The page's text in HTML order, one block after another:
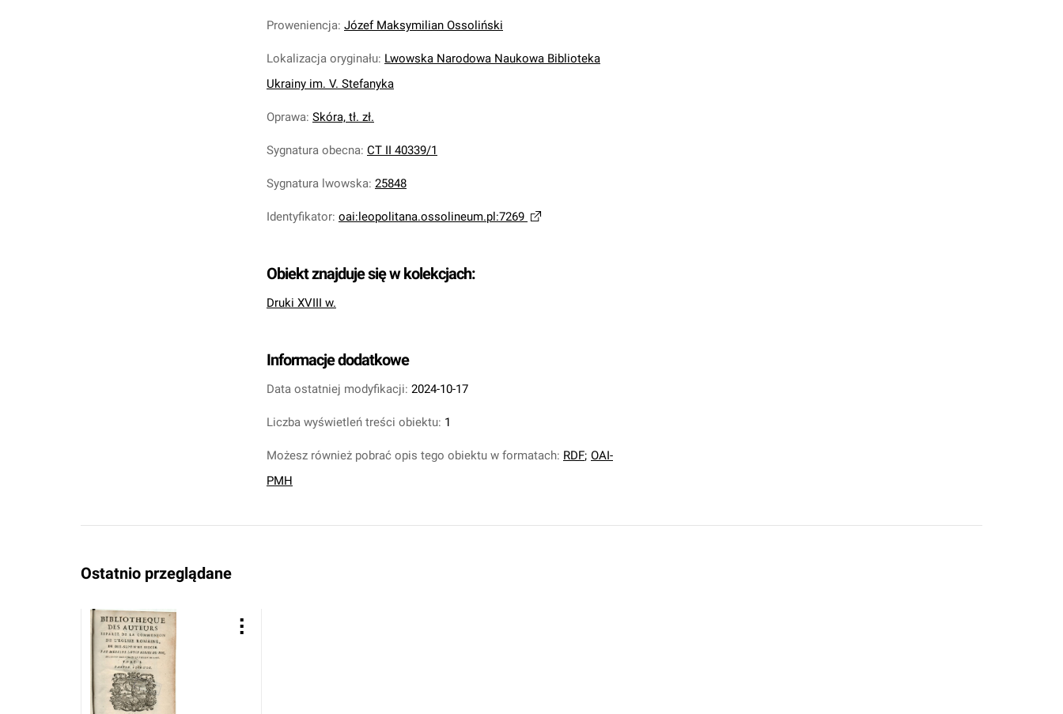
Proweniencja: Józef Maksymilian Ossoliński
Lokalizacja oryginału: Lwowska Narodowa Naukowa Biblioteka
Ukrainy im. V. Stefanyka
Oprawa: Skóra, tł. zł.
Sygnatura obecna: CT II 40339/1
Sygnatura lwowska: 25848
Identyfikator: oai:leopolitana.ossolineum.pl:7269
Obiekt znajduje się w kolekcjach:
Druki XVIII w.
Informacje dodatkowe
Data ostatniej modyfikacji: 2024-10-17
Liczba wyświetleń treści obiektu: 1
Możesz również pobrać opis tego obiektu w formatach: RDF; OAI-
PMH
Ostatnio przeglądane